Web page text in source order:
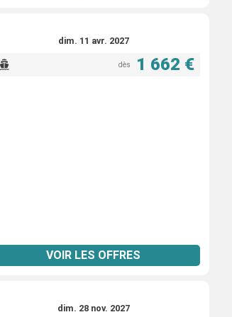
dim. 11 avr. 2027
dès 1 662 €
VOIR LES OFFRES
dim. 28 nov. 2027